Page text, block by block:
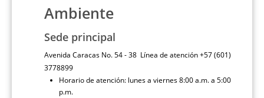
Ambiente
Sede principal
Avenida Caracas No. 54 - 38 Línea de atención +57 (601)
3778899
Horario de atención: lunes a viernes 8:00 a.m. a 5:00
p.m.